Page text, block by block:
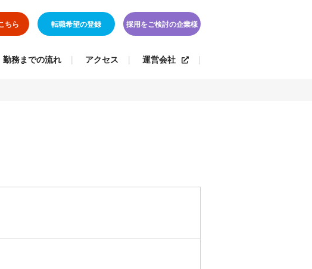
ちら 転職希望の登録 採用をご検討の企業様
勤務までの流れ アクセス 運営会社